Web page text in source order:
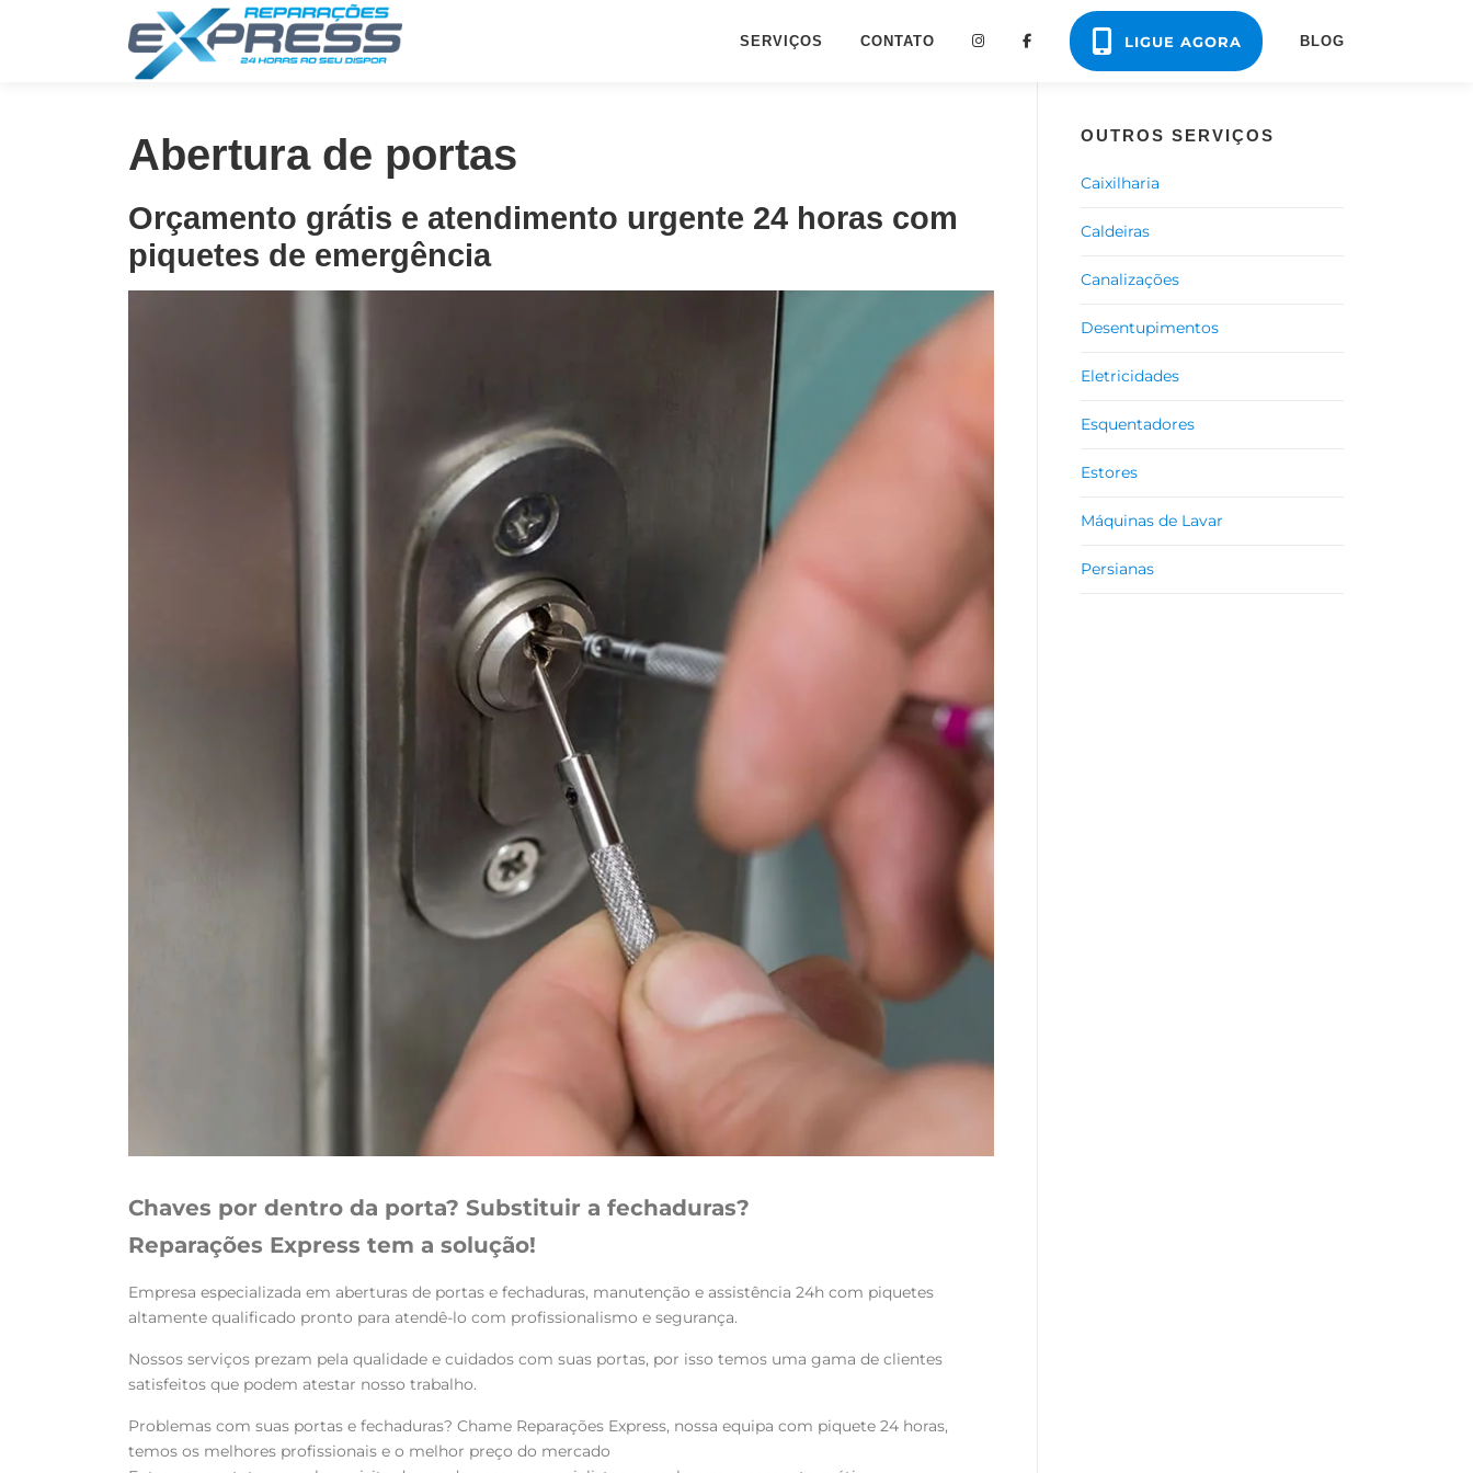
SERVIÇOS CONTATO LIGUE AGORA BLOG
Abertura de portas
Orçamento grátis e atendimento urgente 24 horas com
piquetes de emergência
Chaves por dentro da porta? Substituir a fechaduras?
Reparações Express tem a solução!
Empresa especializada em aberturas de portas e fechaduras, manutenção e assistência 24h com piquetes
altamente qualificado pronto para atendê-lo com profissionalismo e segurança.
Nossos serviços prezam pela qualidade e cuidados com suas portas, por isso temos uma gama de clientes
satisfeitos que podem atestar nosso trabalho.
Problemas com suas portas e fechaduras? Chame Reparações Express, nossa equipa com piquete 24 horas,
temos os melhores profissionais e o melhor preço do mercado
OUTROS SERVIÇOS
Caixilharia
Caldeiras
Canalizações
Desentupimentos
Eletricidades
Esquentadores
Estores
Máquinas de Lavar
Persianas